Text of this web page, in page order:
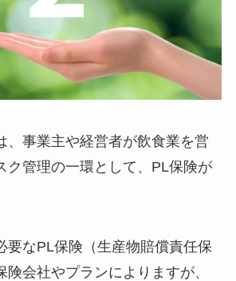
、事業主や経営者が飲食業を営
ク管理の一環として、PL保険が
要なPL保険（生産物賠償責任保
険会社やプランによりますが、